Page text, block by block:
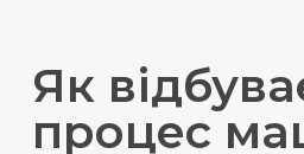
Як
процес